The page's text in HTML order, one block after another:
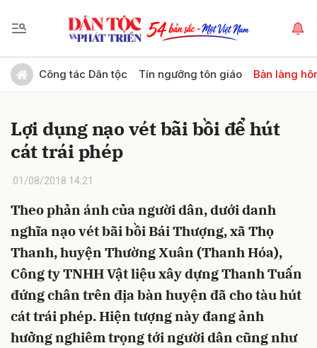
Công tác Dân tộc Tín ngưỡng tôn giáo Bản làng
Lợi dụng nạo vét bãi bồi để hút
cát trái phép
01/08/2018 14:21
Theo phản ánh của người dân, dưới danh
nghĩa nạo vét bãi bồi Bái Thượng, xã Thọ
Thanh, huyện Thường Xuân (Thanh Hóa),
Công ty TNHH Vật liệu xây dựng Thanh Tuấn
đứng chân trên địa bàn huyện đã cho tàu hút
cát trái phép. Hiện tượng này đang ảnh
hưởng nghiêm trọng tới người dân cũng như
Gửi bình luận
Hủy Gửi